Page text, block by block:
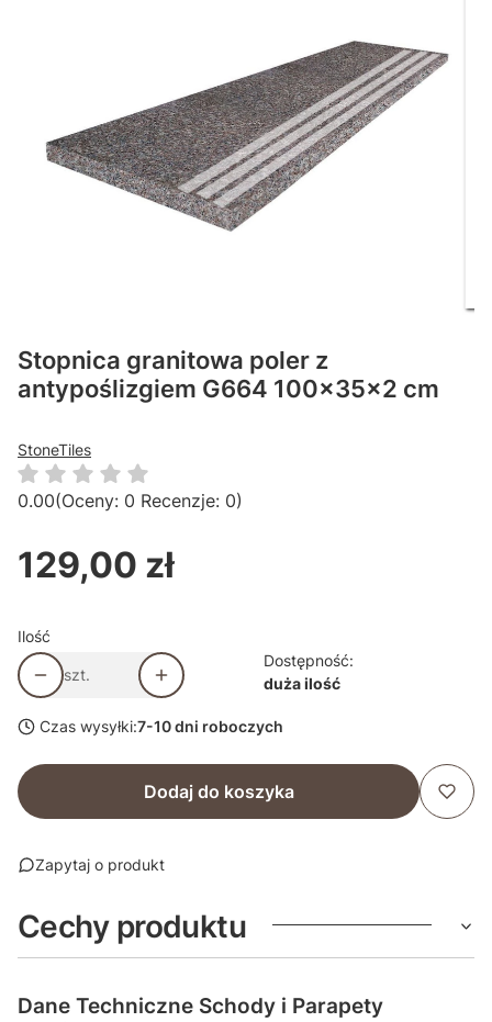
Stopnica granitowa poler z
antypoślizgiem G664 100x35x2 cm
StoneTiles
0.00(Oceny: 0 Recenzje: 0)
Cena
129,00 zł
Ilość
szt.
Dostępność:
duża ilość
Czas wysyłki:7-10 dni roboczych
Dodaj do koszyka
Zapytaj o produkt
Cechy produktu
Dane Techniczne Schody i Parapety